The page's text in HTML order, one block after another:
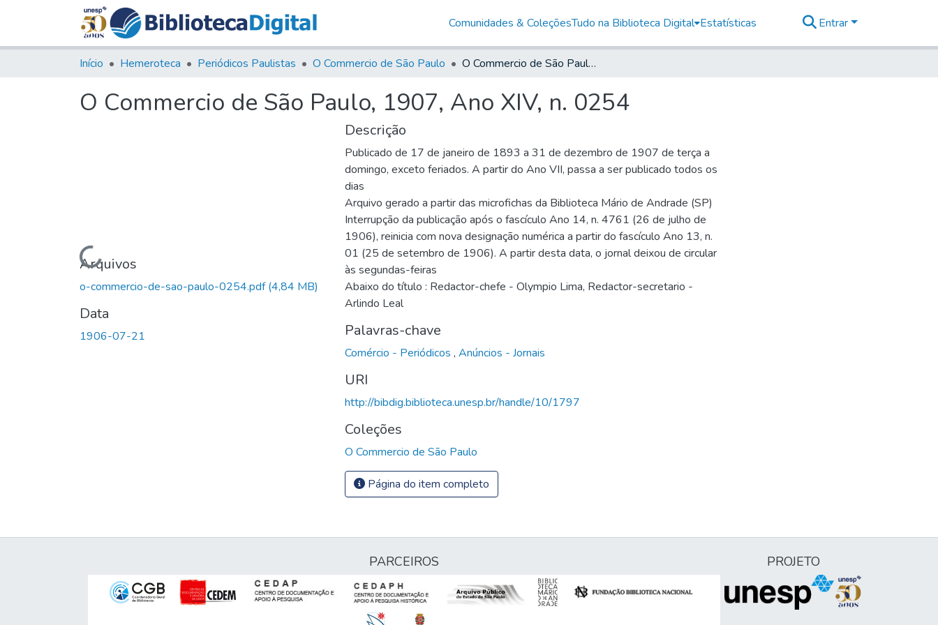
Comunidades & ColeçõesTudo na Biblioteca Digital Estatísticas Entrar
Início Hemeroteca Periódicos Paulistas O Commercio de São Paulo O Commercio de São Paulo, 1907, Ano XIV, n. 0254
O Commercio de São Paulo, 1907, Ano XIV, n. 0254
Carregando...
Arquivos
o-commercio-de-sao-paulo-0254.pdf(4,84 MB)
Data
1906-07-21
Descrição
Publicado de 17 de janeiro de 1893 a 31 de dezembro de 1907 de terça a
domingo, exceto feriados. A partir do Ano VII, passa a ser publicado todos os
dias
Arquivo gerado a partir das microfichas da Biblioteca Mário de Andrade (SP)
Interrupção da publicação após o fascículo Ano 14, n. 4761 (26 de julho de
1906), reinicia com nova designação numérica a partir do fascículo Ano 13, n.
01 (25 de setembro de 1906). A partir desta data, o jornal deixou de circular
às segundas-feiras
Abaixo do título : Redactor-chefe - Olympio Lima, Redactor-secretario -
Arlindo Leal
Palavras-chave
Comércio - Periódicos , Anúncios - Jornais
URI
http://bibdig.biblioteca.unesp.br/handle/10/1797
Coleções
O Commercio de São Paulo
Página do item completo
PARCEIROS PROJETO